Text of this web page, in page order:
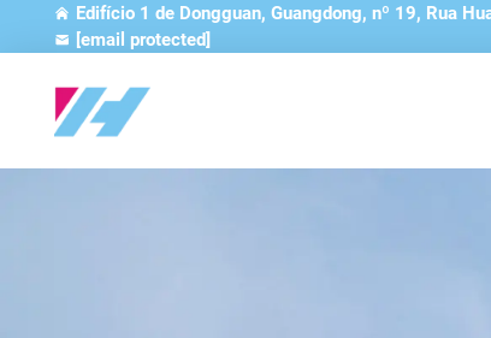
Edifício 1 de Dongguan, Guangdong, nº 19, Rua
[email protected]